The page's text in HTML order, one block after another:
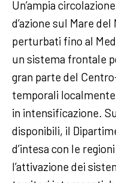
Un’ampia
d’azione sul Mare
perturbati fino al
un sistema frontale
gran parte del
temporali
in intensificazione.
disponibili, il
d’intesa con le
l’attivazione dei